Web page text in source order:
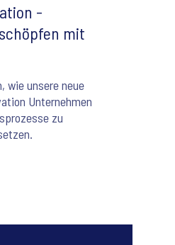
-
mit
wie unsere neue
Unternehmen
zu